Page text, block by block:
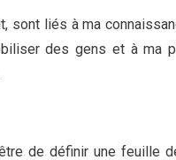
sont liés à ma
des gens et à ma
de définir une feuille